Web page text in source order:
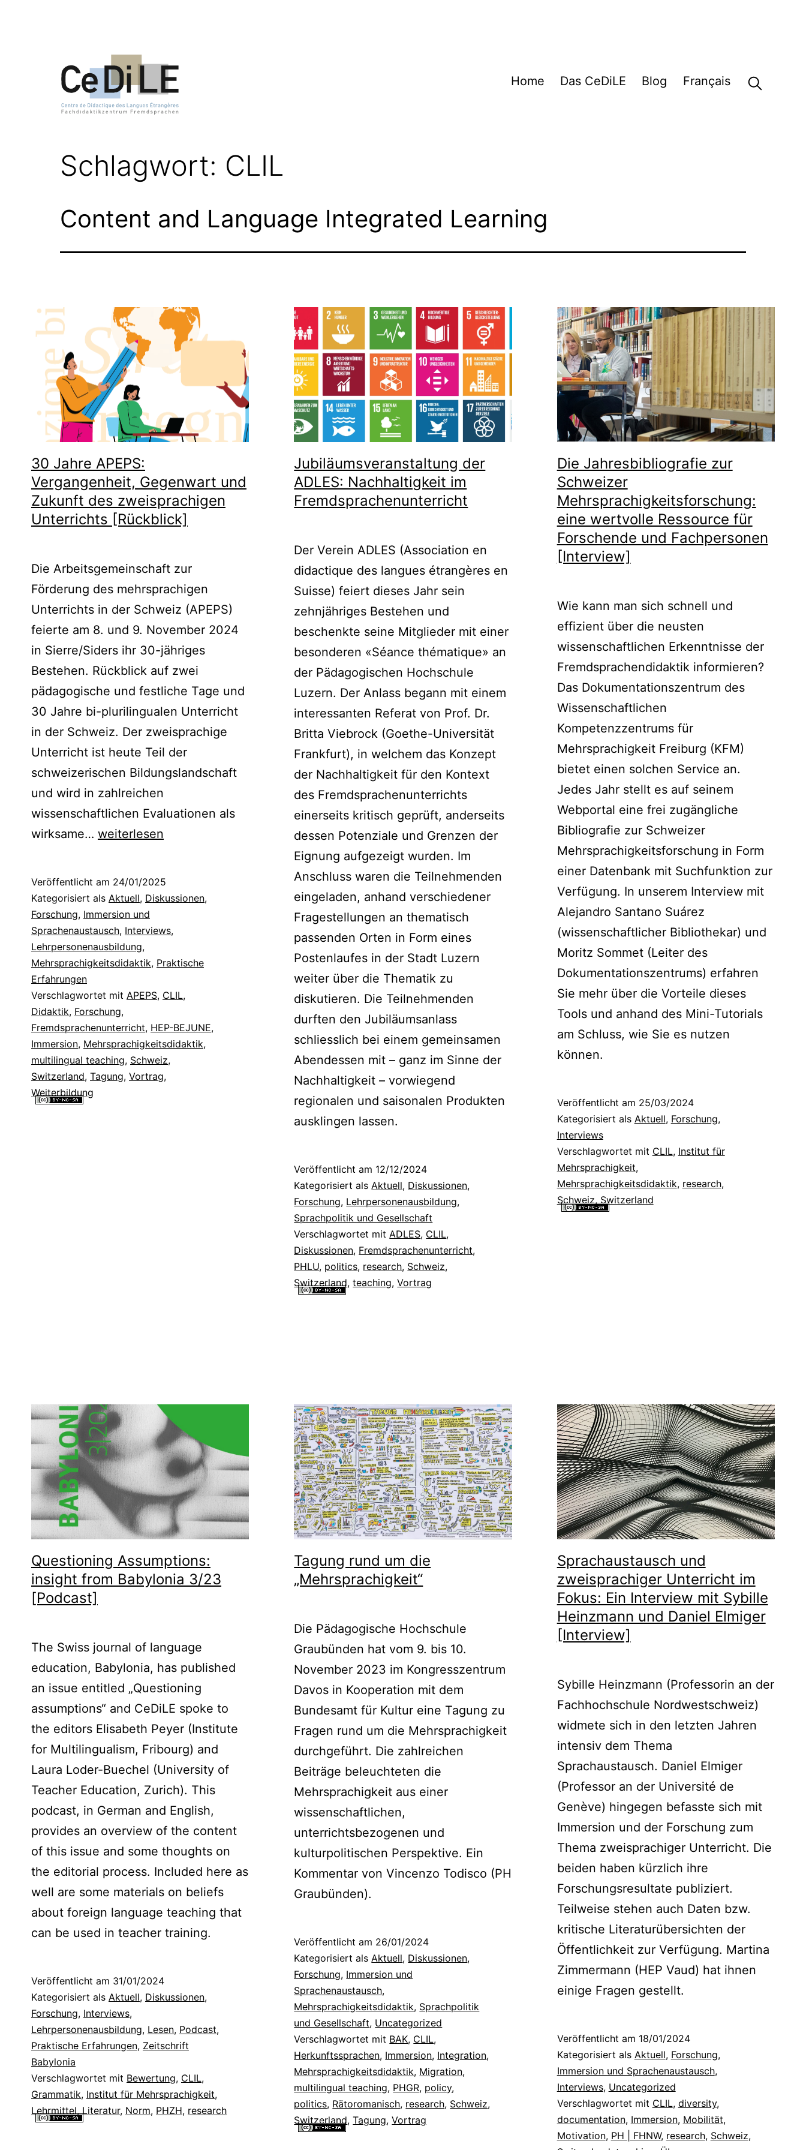
Home Das CeDiLE Blog Français
Schlagwort: CLIL
Content and Language Integrated Learning
30 Jahre APEPS:
Vergangenheit, Gegenwart und
Zukunft des zweisprachigen
Unterrichts [Rückblick]
Die Arbeitsgemeinschaft zur
Förderung des mehrsprachigen
Unterrichts in der Schweiz (APEPS)
feierte am 8. und 9. November 2024
in Sierre/Siders ihr 30-jähriges
Bestehen. Rückblick auf zwei
pädagogische und festliche Tage und
30 Jahre bi-plurilingualen Unterricht
in der Schweiz. Der zweisprachige
Unterricht ist heute Teil der
schweizerischen Bildungslandschaft
und wird in zahlreichen
wissenschaftlichen Evaluationen als
wirksame… 30
Vergangenheit,
Gegenwart
und
Zukunft
zweisprachigen
Unterrichts
[Rückblick]
weiterlesen
Veröffentlicht am 24/01/2025
Kategorisiert als Aktuell, Diskussionen,
Forschung, Immersion und
Sprachenaustausch, Interviews,
Lehrpersonenausbildung,
Mehrsprachigkeitsdidaktik, Praktische
Erfahrungen
Verschlagwortet mit APEPS, CLIL,
Didaktik, Forschung,
Fremdsprachenunterricht, HEP-BEJUNE,
Immersion, Mehrsprachigkeitsdidaktik,
multilingual teaching, Schweiz,
Switzerland, Tagung, Vortrag,
Weiterbildung
Jubiläumsveranstaltung der
ADLES: Nachhaltigkeit im
Fremdsprachenunterricht
Der Verein ADLES (Association en
didactique des langues étrangères en
Suisse) feiert dieses Jahr sein
zehnjähriges Bestehen und
beschenkte seine Mitglieder mit einer
besonderen «Séance thématique» an
der Pädagogischen Hochschule
Luzern. Der Anlass begann mit einem
interessanten Referat von Prof. Dr.
Britta Viebrock (Goethe-Universität
Frankfurt), in welchem das Konzept
der Nachhaltigkeit für den Kontext
des Fremdsprachenunterrichts
einerseits kritisch geprüft, anderseits
dessen Potenziale und Grenzen der
Eignung aufgezeigt wurden. Im
Anschluss waren die Teilnehmenden
eingeladen, anhand verschiedener
Fragestellungen an thematisch
passenden Orten in Form eines
Postenlaufes in der Stadt Luzern
weiter über die Thematik zu
diskutieren. Die Teilnehmenden
durften den Jubiläumsanlass
schliesslich bei einem gemeinsamen
Abendessen mit – ganz im Sinne der
Nachhaltigkeit – vorwiegend
regionalen und saisonalen Produkten
ausklingen lassen.
Veröffentlicht am 12/12/2024
Kategorisiert als Aktuell, Diskussionen,
Forschung, Lehrpersonenausbildung,
Sprachpolitik und Gesellschaft
Verschlagwortet mit ADLES, CLIL,
Diskussionen, Fremdsprachenunterricht,
PHLU, politics, research, Schweiz,
Switzerland,teaching,Vortrag
Die Jahresbibliografie zur
Schweizer
Mehrsprachigkeitsforschung:
eine wertvolle Ressource für
Forschende und Fachpersonen
[Interview]
Wie kann man sich schnell und
effizient über die neusten
wissenschaftlichen Erkenntnisse der
Fremdsprachendidaktik informieren?
Das Dokumentationszentrum des
Wissenschaftlichen
Kompetenzzentrums für
Mehrsprachigkeit Freiburg (KFM)
bietet einen solchen Service an.
Jedes Jahr stellt es auf seinem
Webportal eine frei zugängliche
Bibliografie zur Schweizer
Mehrsprachigkeitsforschung in Form
einer Datenbank mit Suchfunktion zur
Verfügung. In unserem Interview mit
Alejandro Santano Suárez
(wissenschaftlicher Bibliothekar) und
Moritz Sommet (Leiter des
Dokumentationszentrums) erfahren
Sie mehr über die Vorteile dieses
Tools und anhand des Mini-Tutorials
am Schluss, wie Sie es nutzen
können.
Veröffentlicht am 25/03/2024
Kategorisiert als Aktuell, Forschung,
Interviews
Verschlagwortet mit CLIL, Institut für
Mehrsprachigkeit,
Mehrsprachigkeitsdidaktik, research,
Schweiz, Switzerland
Questioning Assumptions:
insight from Babylonia 3/23
[Podcast]
The Swiss journal of language
education, Babylonia, has published
an issue entitled „Questioning
assumptions“ and CeDiLE spoke to
the editors Elisabeth Peyer (Institute
for Multilingualism, Fribourg) and
Laura Loder-Buechel (University of
Teacher Education, Zurich). This
podcast, in German and English,
provides an overview of the content
of this issue and some thoughts on
the editorial process. Included here as
well are some materials on beliefs
about foreign language teaching that
can be used in teacher training.
Veröffentlicht am 31/01/2024
Kategorisiert als Aktuell, Diskussionen,
Forschung, Interviews,
Lehrpersonenausbildung, Lesen, Podcast,
Praktische Erfahrungen, Zeitschrift
Babylonia
Verschlagwortet mit Bewertung, CLIL,
Grammatik, Institut für Mehrsprachigkeit,
Lehrmittel, Literatur, Norm, PHZH, research
Tagung rund um die
„Mehrsprachigkeit“
Die Pädagogische Hochschule
Graubünden hat vom 9. bis 10.
November 2023 im Kongresszentrum
Davos in Kooperation mit dem
Bundesamt für Kultur eine Tagung zu
Fragen rund um die Mehrsprachigkeit
durchgeführt. Die zahlreichen
Beiträge beleuchteten die
Mehrsprachigkeit aus einer
wissenschaftlichen,
unterrichtsbezogenen und
kulturpolitischen Perspektive. Ein
Kommentar von Vincenzo Todisco (PH
Graubünden).
Veröffentlicht am 26/01/2024
Kategorisiert als Aktuell, Diskussionen,
Forschung, Immersion und
Sprachenaustausch,
Mehrsprachigkeitsdidaktik, Sprachpolitik
und Gesellschaft, Uncategorized
Verschlagwortet mit BAK, CLIL,
Herkunftssprachen, Immersion, Integration,
Mehrsprachigkeitsdidaktik, Migration,
multilingual teaching, PHGR, policy,
politics, Rätoromanisch, research, Schweiz,
Switzerland,Tagung,Vortrag
Sprachaustausch und
zweisprachiger Unterricht im
Fokus: Ein Interview mit Sybille
Heinzmann und Daniel Elmiger
[Interview]
Sybille Heinzmann (Professorin an der
Fachhochschule Nordwestschweiz)
widmete sich in den letzten Jahren
intensiv dem Thema
Sprachaustausch. Daniel Elmiger
(Professor an der Université de
Genève) hingegen befasste sich mit
Immersion und der Forschung zum
Thema zweisprachiger Unterricht. Die
beiden haben kürzlich ihre
Forschungsresultate publiziert.
Teilweise stehen auch Daten bzw.
kritische Literaturübersichten der
Öffentlichkeit zur Verfügung. Martina
Zimmermann (HEP Vaud) hat ihnen
einige Fragen gestellt.
Veröffentlicht am 18/01/2024
Kategorisiert als Aktuell, Forschung,
Immersion und Sprachenaustausch,
Interviews, Uncategorized
Verschlagwortet mit CLIL, diversity,
documentation, Immersion, Mobilität,
Motivation, PH | FHNW, research, Schweiz,